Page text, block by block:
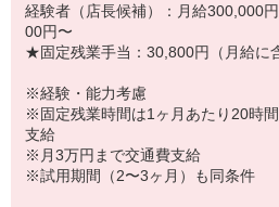
＼＊採用＊Instagramページ／
https://www.instagram.com/aiia_recruit/
◆勤続5年・15年の節目に社員の新た
趣味・スキル習得など社員自身の成
す。
◆海外研修実施（2025年度）
ショップスタッフとして10年以上勤務
経験者（店長候補）：月給
00円〜
★固定残業手当：30,800円（月給に
※経験・能力考慮
※固定残業時間は1ヶ月あたり20時
支給
※月3万円まで交通費支給
※試用期間（2〜3ヶ月）も同条件